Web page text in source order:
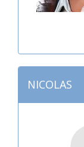
NICOLAS